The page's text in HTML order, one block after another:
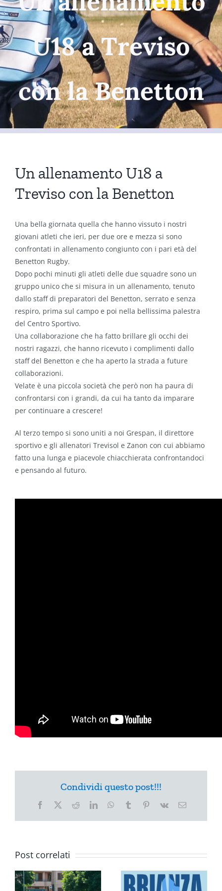
U18 a Treviso
con la Benetton
Un allenamento U18 a
Treviso con la Benetton
Una bella giornata quella che hanno vissuto i nostri
giovani atleti che ieri, per due ore e mezza si sono
confrontati in allenamento congiunto con i pari età del
Benetton Rugby.
Dopo pochi minuti gli atleti delle due squadre sono un
gruppo unico che si misura in un allenamento, tenuto
dallo staff di preparatori del Benetton, serrato e senza
respiro, prima sul campo e poi nella bellissima palestra
del Centro Sportivo.
Una collaborazione che ha fatto brillare gli occhi dei
nostri ragazzi, che hanno ricevuto i complimenti dallo
staff del Benetton e che ha aperto la strada a future
collaborazioni.
Velate è una piccola società che però non ha paura di
confrontarsi con i grandi, da cui ha tanto da imparare
per continuare a crescere!
Al terzo tempo si sono uniti a noi Grespan, il direttore
sportivo e gli allenatori Trevisol e Zanon con cui abbiamo
fatto una lunga e piacevole chiacchierata confrontandoci
e pensando al futuro.
Condividi questo post!!!
Facebook
X RedditLinkedInWhatsApp
Tumblr Pinterest
Vk Email
Post correlati